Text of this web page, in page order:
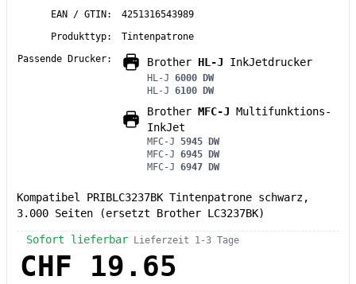
EAN / GTIN:
4251316543989
Produkttyp:
Tintenpatrone
Passende Drucker:
Brother HL-J InkJetdrucker
HL-J 6000 DW
HL-J 6100 DW
Brother MFC-J Multifunktions-
InkJet
MFC-J 5945 DW
MFC-J 6945 DW
MFC-J 6947 DW
Kompatibel PRIBLC3237BK Tintenpatrone schwarz,
3.000 Seiten (ersetzt Brother LC3237BK)
Sofort lieferbar Lieferzeit 1-3 Tage
CHF 19.65